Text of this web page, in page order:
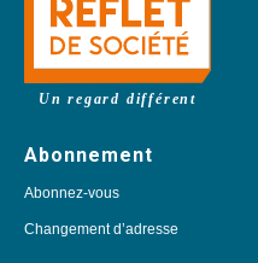
Un regard différent
Abonnement
Abonnez-vous
Changement d’adresse